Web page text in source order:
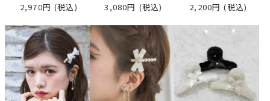
2,970円 (税込)
3,080円 (税込)
2,200円 (税込)